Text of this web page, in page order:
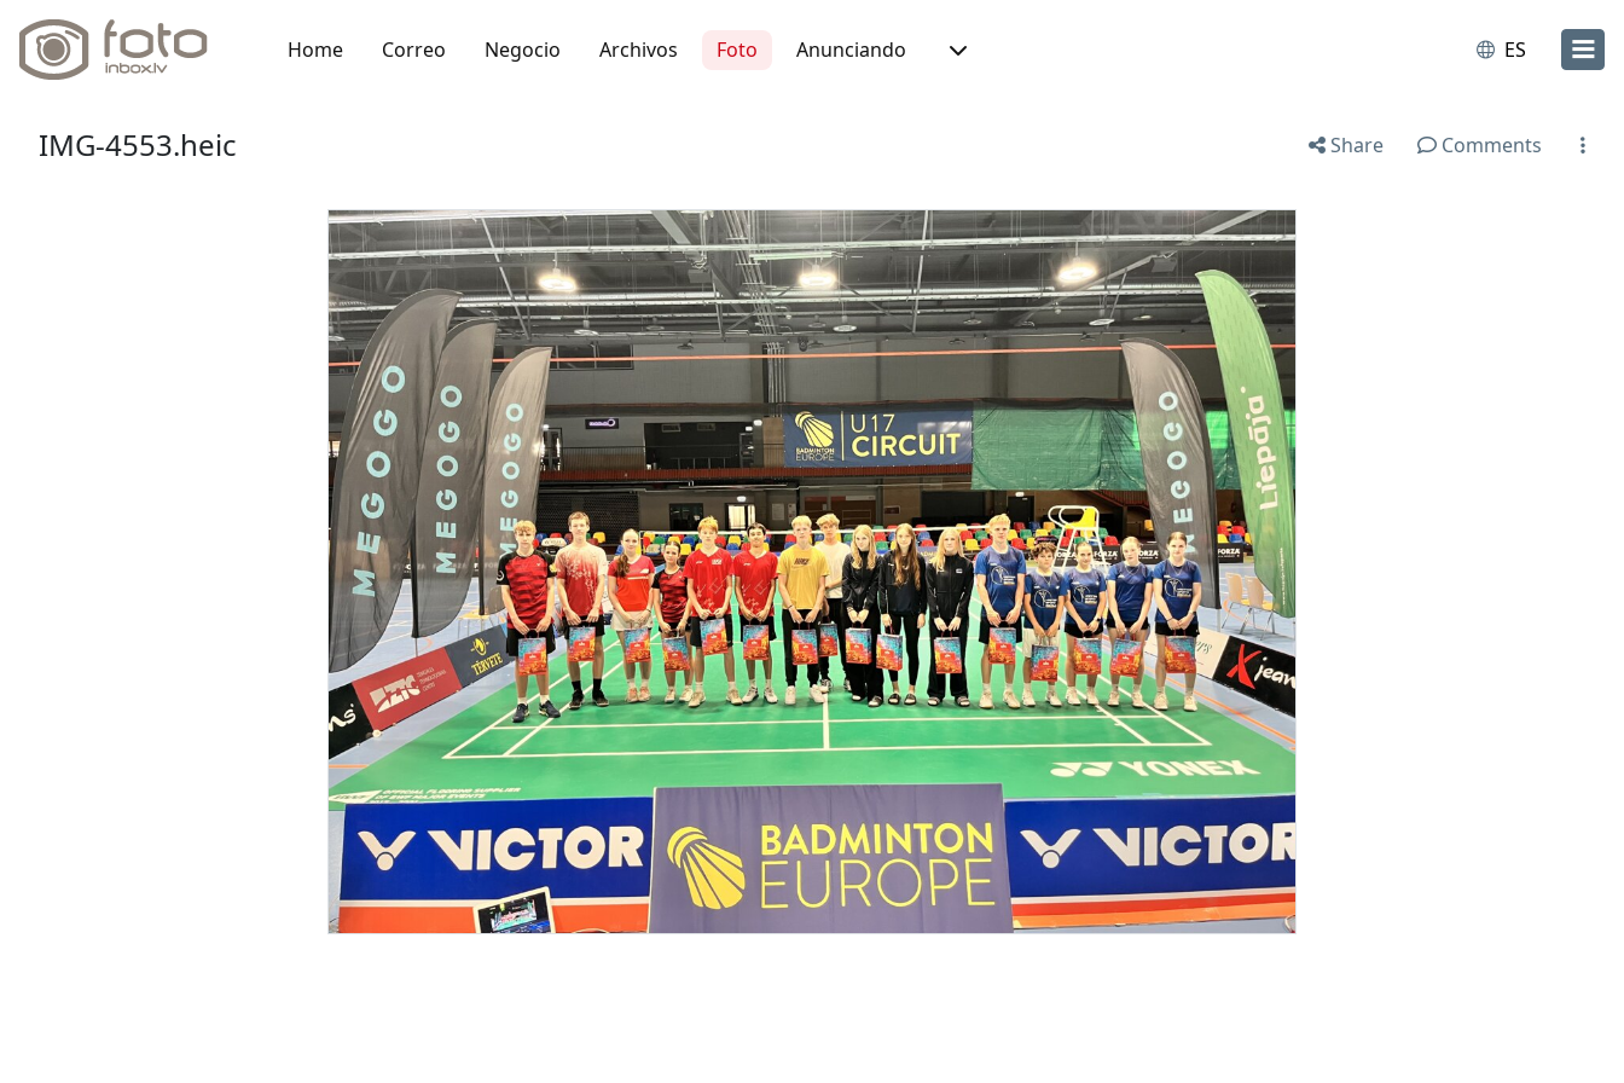
Home Correo Negocio Archivos Foto Anunciando ES
IMG-4553.heic Share Comments